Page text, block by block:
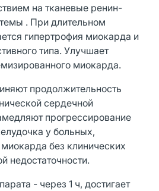
на тканевые ренин-
. При длительном
гипертрофия миокарда и
типа. Улучшает
миокарда.
продолжительность
сердечной
прогрессирование
у больных,
без клинических
недостаточности.
- через 1 ч, достигает